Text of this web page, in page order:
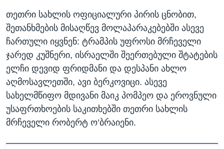
თეთრი სახლის ოფიციალური პირის ცნობით,
შეთანხმების მისაღწევ მოლაპარაკებებში ასევე
ჩართული იყვნენ: ტრამპის უფროსი მრჩეველი
ჯარედ კუშნერი, ისრაელში შეერთებული შტატების
ელჩი დევიდ ფრიდმანი და დესპანი ახლო
აღმოსავლეთში, ავი ბერკოვიცი. ასევე
სახელმწიფო მდივანი მაიკ პომპეო და ეროვნული
უსაფრთხოების საკითხებში თეთრი სახლის
მრჩეველი რობერტ ო’ბრაიენი.